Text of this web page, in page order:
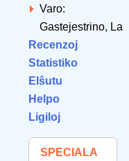
Varo:
Gastejestrino, La
Recenzoj
Statistiko
Elŝutu
Helpo
Ligiloj
SPECIALA